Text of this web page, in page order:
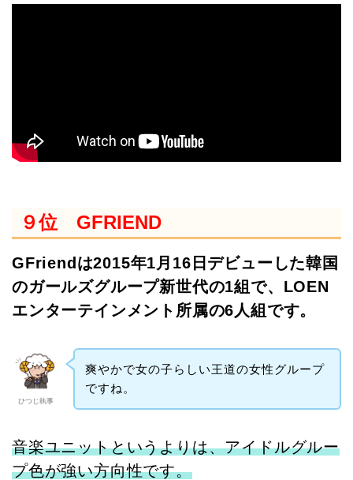
９位 GFRIEND
GFriendは2015年1月16日デビューした韓国
のガールズグループ新世代の1組で、LOEN
エンターテインメント所属の6人組です。
ひつじ執事
爽やかで女の子らしい王道の女性グループ
ですね。
音楽ユニットというよりは、アイドルグルー
プ色が強い方向性です。